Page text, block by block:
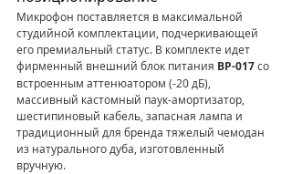
Микрофон поставляется в максимальной
студийной комплектации, подчеркивающей
его премиальный статус. В комплекте идет
фирменный внешний блок питания BP-017 со
встроенным аттенюатором (-20 дБ),
массивный кастомный паук-амортизатор,
шестипиновый кабель, запасная лампа и
традиционный для бренда тяжелый чемодан
из натурального дуба, изготовленный
вручную.